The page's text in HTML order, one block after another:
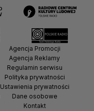
Agencja Promocji
Agencja Reklamy
Regulamin serwisu
Polityka prywatności
Ustawienia prywatności
Dane osobowe
Kontakt